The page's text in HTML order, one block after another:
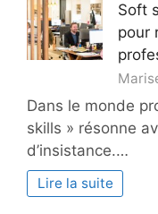
Soft
pour
Dans le monde
skills » résonne
d’insistance.…
Lire la suite